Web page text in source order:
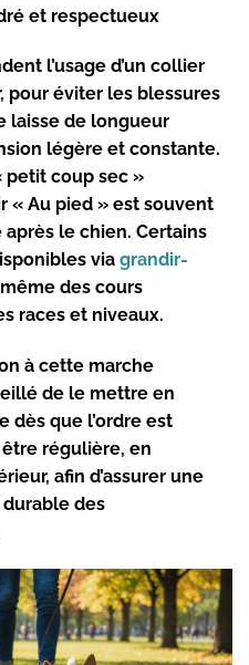
et respectueux
l’usage d’un collier
pour éviter les blessures
laisse de longueur
légère et constante.
petit coup sec »
« Au pied » est souvent
après le chien. Certains
via grandir-
des cours
races et niveaux.
à cette marche
de le mettre en
dès que l’ordre est
régulière, en
afin d’assurer une
des